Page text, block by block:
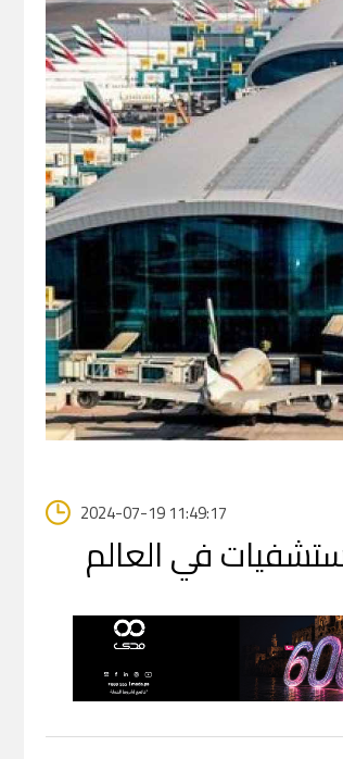
2024-07-19 11:49:17
في العالم